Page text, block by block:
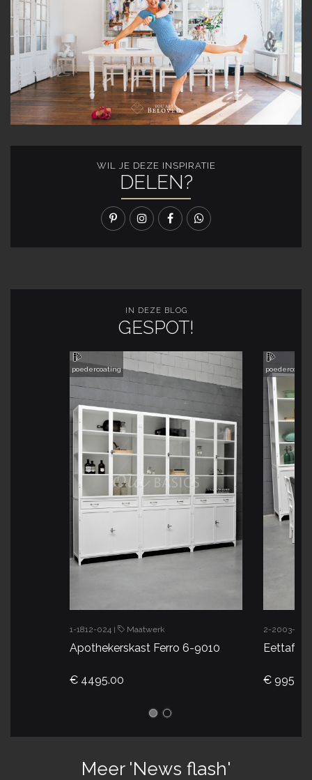
WIL JE DEZE INSPIRATIE
DELEN?
IN DEZE BLOG
GESPOT!
poedercoating
1-1812-024 | Maatwerk
Apothekerskast Ferro 6-9010
€ 4495.00
2-2003-002
Eettafel
€ 995.00
Meer 'News flash'